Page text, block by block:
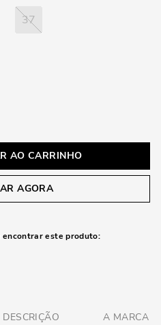
37
AO CARRINHO
AGORA
encontrar este produto:
DESCRIÇÃO A MARCA